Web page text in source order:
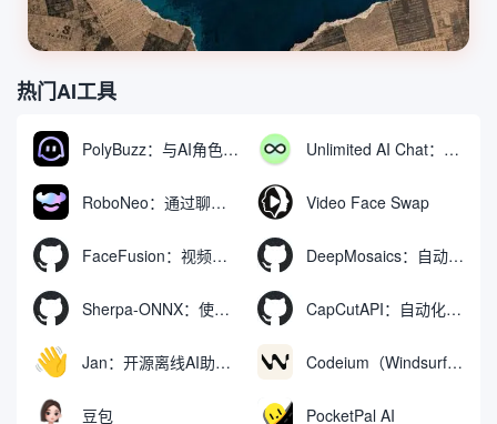
热门AI工具
PolyBuzz：与AI角色互动的免费聊天与角色扮演平台 Unlimited AI Chat：免费无限制的AI聊天工具
RoboNeo：通过聊天生成和编辑视频与图像的AI工具 Video Face Swap
FaceFusion：视频换脸增强工具|语音同步视频嘴型动作 DeepMosaics：自动去除图像和视频中的马赛克，或向其添加马赛克
Sherpa-ONNX：使用ONNXRuntime实现离线语音识别和合成 CapCutAPI：自动化控制CapCut视频剪辑的开源工具
Jan：开源离线AI助手，ChatGPT 替代品，运行本地AI模型或连接云端AI Codeium（Windsurf Editor）：免费的AI代码补全与聊天工具，Windsurf以对话方式编写完整项目代码
豆包 PocketPal AI